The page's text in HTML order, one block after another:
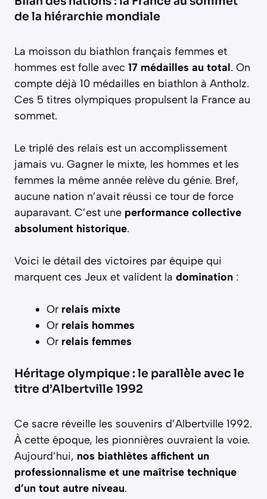
de la hiérarchie mondiale
La moisson du biathlon français femmes et
hommes est folle avec 17 médailles au total. On
compte déjà 10 médailles en biathlon à Antholz.
Ces 5 titres olympiques propulsent la France au
sommet.
Le triplé des relais est un accomplissement
jamais vu. Gagner le mixte, les hommes et les
femmes la même année relève du génie. Bref,
aucune nation n’avait réussi ce tour de force
auparavant. C’est une performance collective
absolument historique.
Voici le détail des victoires par équipe qui
marquent ces Jeux et valident la domination :
Or relais mixte
Or relais hommes
Or relais femmes
Héritage olympique : le parallèle avec le
titre d’Albertville 1992
Ce sacre réveille les souvenirs d’Albertville 1992.
À cette époque, les pionnières ouvraient la voie.
Aujourd’hui, nos biathlètes affichent un
professionnalisme et une maîtrise technique
d’un tout autre niveau.